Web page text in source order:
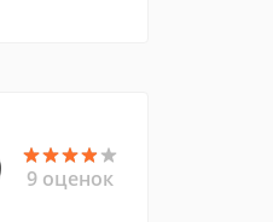
9 оценок